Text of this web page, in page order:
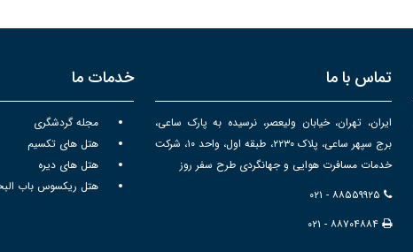
تماس با ما
ایران، تهران، خیابان ولیعصر، نرسیده به پارک ساعی،
برج سپهر ساعی، پلاک ۲۲۳۰، طبقه اول، واحد ۱۰، شرکت
خدمات مسافرت هوایی و جهانگردی طرح سفر روز
۰۲۱ - ۸۸۵۵۹۹۲۵
۰۲۱ - ۸۸۷۰۴۸۸۴
خدمات ما
مجله گردشگری
هتل های تکسیم
هتل های دیره
هتل ریکسوس باب